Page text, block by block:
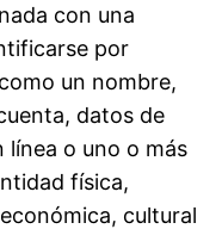
con una
por
un nombre,
datos de
o uno o más
física,
cultural